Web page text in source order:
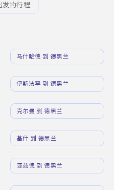
发的行程
马什哈德 到 德黑兰
伊斯法罕 到 德黑兰
克尔曼 到 德黑兰
基什 到 德黑兰
亚兹德 到 德黑兰